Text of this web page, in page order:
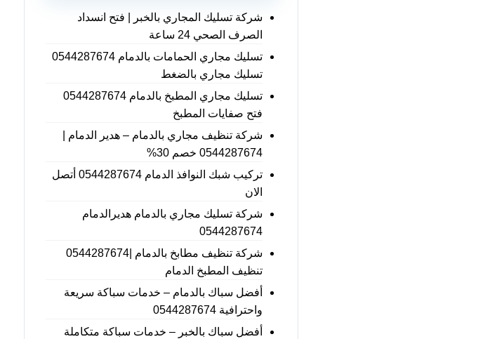
شركة تسليك المجاري بالخبر | فتح انسداد
الصرف الصحي 24 ساعة
تسليك مجاري الحمامات بالدمام 0544287674
تسليك مجاري بالضغط
تسليك مجاري المطبخ بالدمام 0544287674
فتح صفايات المطبخ
شركة تنظيف مجاري بالدمام – هدير الدمام |
0544287674 خصم 30%
تركيب شبك النوافذ الدمام 0544287674 أتصل
الان
شركة تسليك مجاري بالدمام هديرالدمام
0544287674
شركة تنظيف مطابخ بالدمام |0544287674
تنظيف المطبخ الدمام
أفضل سباك بالدمام – خدمات سباكة سريعة
واحترافية 0544287674
أفضل سباك بالخبر – خدمات سباكة متكاملة